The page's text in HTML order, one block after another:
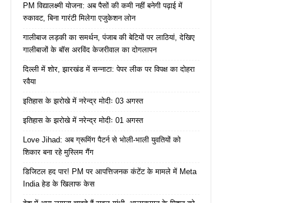
PM विद्यालक्ष्मी योजना: अब पैसों की कमी नहीं बनेगी पढ़ाई में
रुकावट, बिना गारंटी मिलेगा एजुकेशन लोन
गालीबाज लड़की का समर्थन, पंजाब की बेटियों पर लाठियां, देखिए
गालीबाजों के बॉस अरविंद केजरीवाल का दोगलापन
दिल्ली में शोर, झारखंड में सन्नाटा: पेपर लीक पर विपक्ष का दोहरा
रवैया
इतिहास के झरोखे में नरेन्द्र मोदीः 03 अगस्त
इतिहास के झरोखे में नरेन्द्र मोदीः 01 अगस्त
Love Jihad: अब ग्रूमिंग पैटर्न से भोली-भाली युवतियों को
शिकार बना रहे मुस्लिम गैंग
डिजिटल हद पार! PM पर आपत्तिजनक कंटेंट के मामले में Meta
India हेड के खिलाफ केस